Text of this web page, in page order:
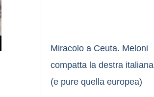
Miracolo a Ceuta. Meloni
compatta la destra italiana
(e pure quella europea)